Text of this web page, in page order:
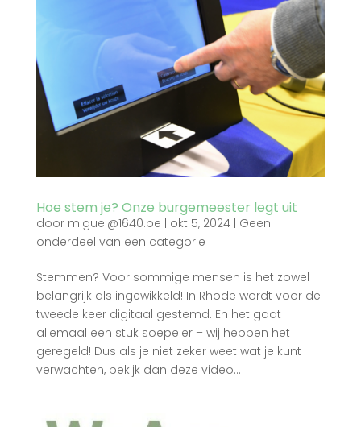
Hoe stem je? Onze burgemeester legt uit
door miguel@1640.be okt 5, 2024| Geen
onderdeel van een categorie
Stemmen? Voor sommige mensen is het zowel
belangrijk als ingewikkeld! In Rhode wordt voor de
tweede keer digitaal gestemd. En het gaat
allemaal een stuk soepeler – wij hebben het
geregeld! Dus als je niet zeker weet wat je kunt
verwachten, bekijk dan deze video...